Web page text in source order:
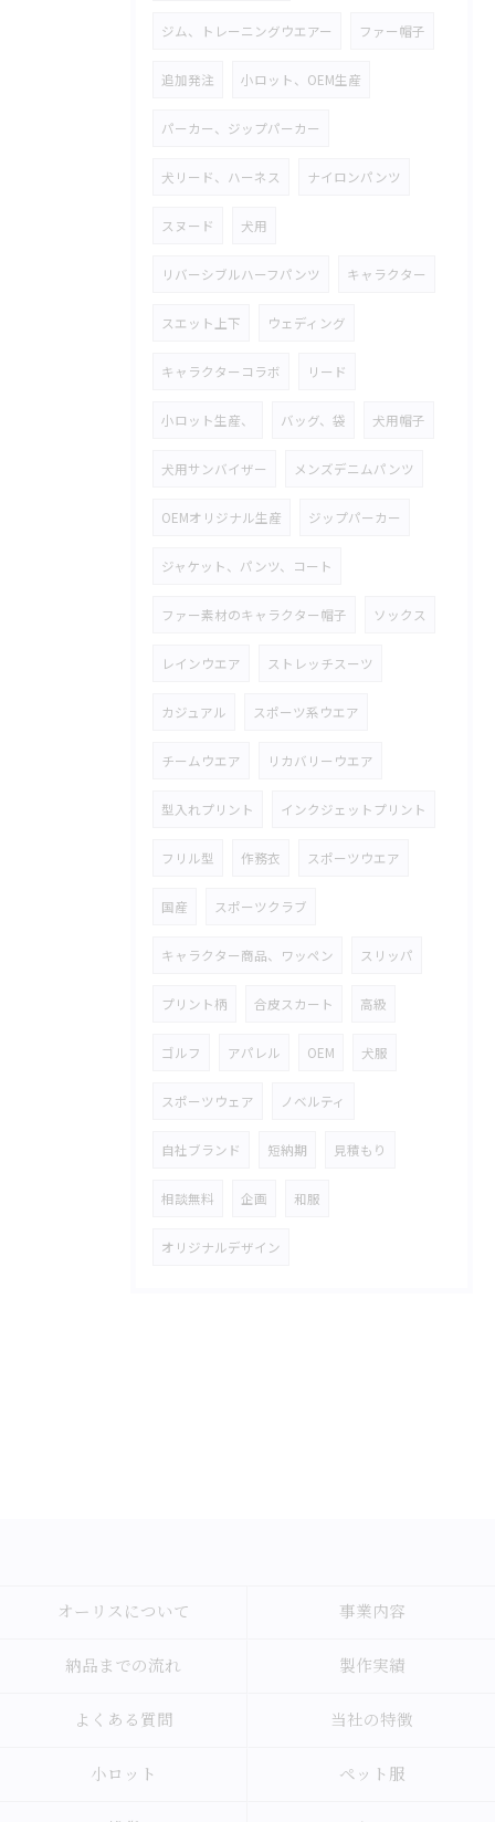
ジム、トレーニングウエアー ファー帽子
追加発注 小ロット、OEM生産
パーカー、ジップパーカー
犬リード、ハーネス ナイロンパンツ
スヌード 犬用
リバーシブルハーフパンツ キャラクター
スエット上下 ウェディング
キャラクターコラボ リード
小ロット生産、 バッグ、袋 犬用帽子
犬用サンバイザー メンズデニムパンツ
OEMオリジナル生産 ジップパーカー
ジャケット、パンツ、コート
ファー素材のキャラクター帽子 ソックス
レインウエア ストレッチスーツ
カジュアル スポーツ系ウエア
チームウエア リカバリーウエア
型入れプリント インクジェットプリント
フリル型 作務衣 スポーツウエア
国産 スポーツクラブ
キャラクター商品、ワッペン スリッパ
プリント柄 合皮スカート 高級
ゴルフ アパレル OEM 犬服
スポーツウェア ノベルティ
自社ブランド 短納期 見積もり
相談無料 企画 和服
オリジナルデザイン
オーリスについて 事業内容
納品までの流れ 製作実績
よくある質問 当社の特徴
小ロット ペット服